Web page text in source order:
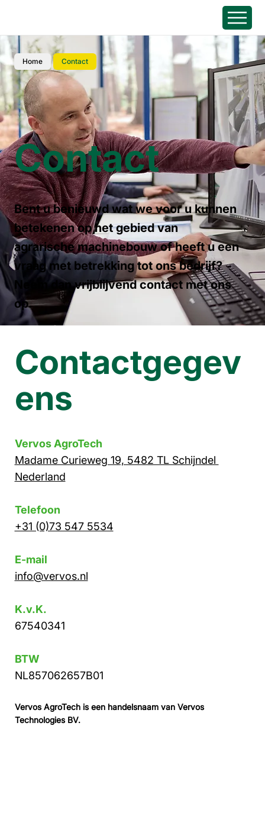
Home Contact
Contact
Bent u benieuwd wat we voor u kunnen
betekenen op het gebied van
agrarische machinebouw of heeft u een
vraag met betrekking tot ons bedrijf?
Neem dan vrijblijvend contact met ons
op.
Contactgegev
ens
Vervos AgroTech
Madame Curieweg 19, 5482 TL Schijndel
Nederland
Telefoon
+31 (0)73 547 5534
E-mail
info@vervos.nl
K.v.K.
67540341
BTW
NL857062657B01
Vervos AgroTech is een handelsnaam van Vervos
Technologies BV.